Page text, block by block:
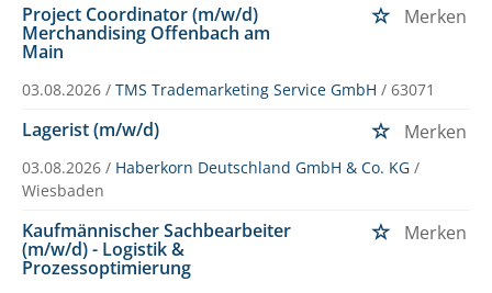
Project Coordinator (m/w/d)
Merchandising Offenbach am
Main
Merken
03.08.2026 / TMS Trademarketing Service GmbH / 63071
Lagerist (m/w/d) Merken
03.08.2026 / Haberkorn Deutschland GmbH & Co. KG /
Wiesbaden
Kaufmännischer Sachbearbeiter
(m/w/d) - Logistik &
Prozessoptimierung
Merken